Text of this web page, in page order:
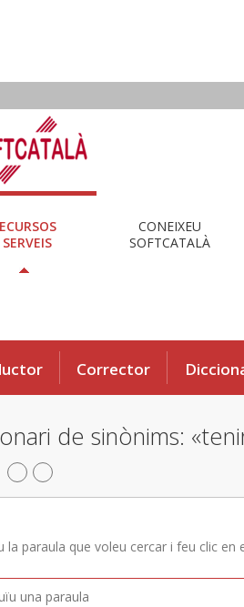
CONEIXEU
SOFTCATALÀ
Corrector
de sinònims:
la paraula que voleu cercar i feu clic en